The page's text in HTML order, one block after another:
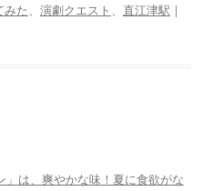
みた、 演劇クエスト 、 直江津駅 |
」は、爽やかな味！夏に食欲がな